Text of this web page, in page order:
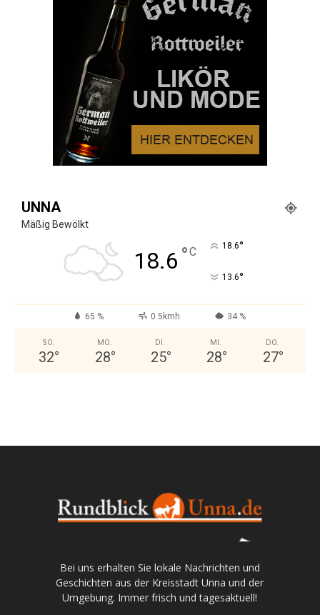
UNNA
Mäßig Bewölkt
18.6 °C 18.6°
13.6°
65 % 0.5kmh 34 %
SO.
32°
MO.
28°
DI.
25°
MI.
28°
DO.
27°
Bei uns erhalten Sie lokale Nachrichten und
Geschichten aus der Kreisstadt Unna und der
Umgebung. Immer frisch und tagesaktuell!